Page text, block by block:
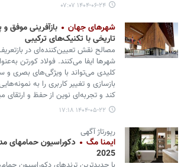
۱۴۰۴-۰۶-۲۴ ۰۷:۰۷
شهرهای جهان
بازآفرینی موفق
تاریخی با تکنیک‌های ترکیبی
مصالح نقش تعیین‌کننده‌ای در
شهرها ایفا می‌کنند. فولاد کورتن
کلیدی می‌تواند با ویژگی‌های بصری و
بازسازی و تغییر کاربری را به
کند و تجربه‌ای نوین از حفظ و ارتقای
۱۴۰۴-۰۵-۲۲ ۱۷:۱۸
رپورتاژ آگهی
ایمنا مگ
دکوراسیون حمامهای
2025